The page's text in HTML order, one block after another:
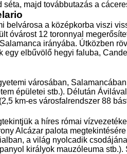
majd továbbutazás a
belvárosa a középkorba viszi
óvárost 12 toronnyal
irányába. Útközben
egy elbűvölő hegyi faluba,
városában,
épületei stb.). Délután
km-es városfalrendszer 88
a híres római
Alcázar palota
a világ nyolcadik
királyok mauzóleuma